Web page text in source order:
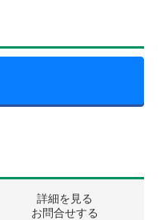
詳細を見る
お問合せする